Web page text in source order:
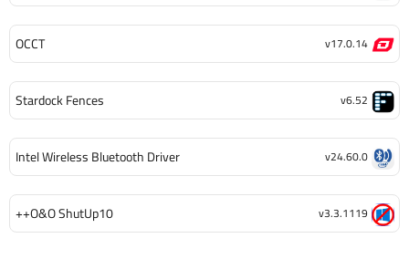
OCCT v17.0.14
Stardock Fences v6.52
Intel Wireless Bluetooth Driver v24.60.0
O&O ShutUp10++ v3.3.1119